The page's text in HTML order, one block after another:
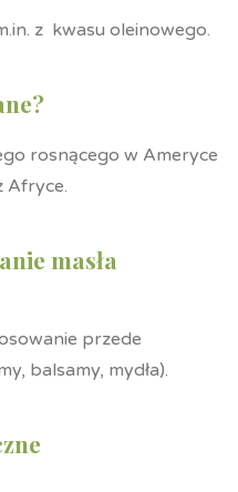
z kwasu oleinowego.
rosnącego w Ameryce
Afryce.
masła
przede
balsamy, mydła).